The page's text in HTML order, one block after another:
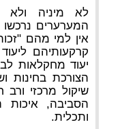
לא מיניה ולא
המערערים נרכשו
אין למי מהם
קרקעותיהם
יעוד מחקלאות
הצורכת בחינות
שיקול מרכזי ורב
הסביבה, איכות
ותכלית.